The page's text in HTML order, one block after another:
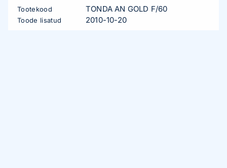
Tootekood TONDA AN GOLD F/60
Toode lisatud 2010-10-20